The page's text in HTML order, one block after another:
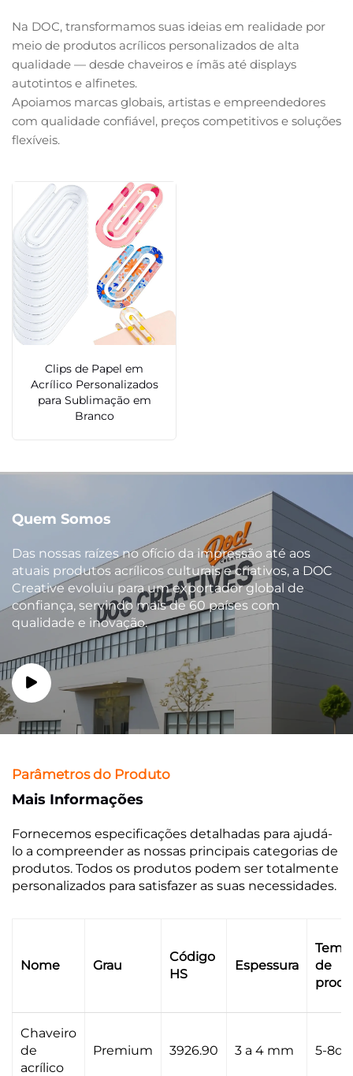
Na DOC, transformamos suas ideias em realidade por
meio de produtos acrílicos personalizados de alta
qualidade — desde chaveiros e ímãs até displays
autotintos e alfinetes.
Apoiamos marcas globais, artistas e empreendedores
com qualidade confiável, preços competitivos e soluções
flexíveis.
Clips de Papel em
Acrílico Personalizados
para Sublimação em
Branco
Quem Somos
Das nossas raízes no ofício da impressão até aos
atuais produtos acrílicos culturais e criativos, a DOC
Creative evoluiu para um exportador global de
confiança, servindo mais de 60 países com
qualidade e inovação.
Parâmetros do Produto
Mais Informações
Fornecemos especificações detalhadas para ajudá-
lo a compreender as nossas principais categorias de
produtos. Todos os produtos podem ser totalmente
personalizados para satisfazer as suas necessidades.
Nome Grau
Código
HS
Espessura
de
Chaveiro
de
acrílico
Premium 3926.90 3 a 4 mm 5-